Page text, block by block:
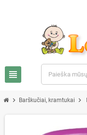
view_headline
chevron_right Barškučiai, kramtukai chevron_right